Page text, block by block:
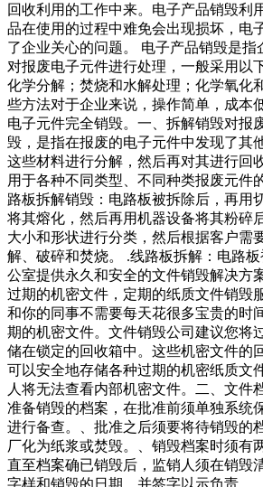
回收利用的工作中来。电子产品销毁利
品在使用的过程中难免会出现损坏，电
了企业关心的问题。 电子产品销毁是指
对报废电子元件进行处理，一般采用以
化学分解；焚烧和水解处理；化学氧化
些方法对于企业来说，操作简单，成本
电子元件完全销毁。一、拆解销毁对报
毁，是指在报废的电子元件中发现了其
这些材料进行分解，然后再对其进行回
用于各种不同类型、不同种类报废元件
路板拆解销毁：电路板被拆除后，再用
将其熔化，然后再用机器设备将其粉碎
大小和形状进行分类，然后根据客户需
解、破碎和焚烧。 .线路板拆解：电路
公室提供永久和安全的文件销毁解决方
过期的机密文件，定期的纸质文件销毁
和你的同事不需要每天花很多宝贵的时
期的机密文件。文件销毁公司建议您将
储在锁定的回收箱中。这些机密文件的
可以安全地存储各种过期的机密纸质文
人将无法查看内部机密文件。二、文件
准备销毁的档案，在批准前须单独系统
进行备查。、批准之后须要将待销毁的
厂化为纸浆或焚毁。、销毁档案时须有
直至档案确已销毁后，监销人须在销毁